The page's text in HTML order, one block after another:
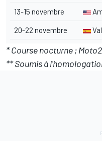
13-15 novembre
20-22 novembre
* Course nocturne ;
** Soumis à